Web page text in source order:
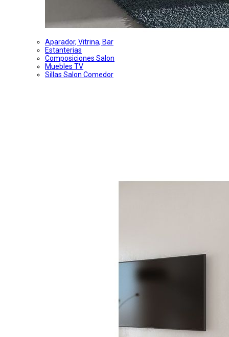
Aparador, Vitrina, Bar
Estanterias
Composiciones Salon
Muebles TV
Sillas Salon Comedor